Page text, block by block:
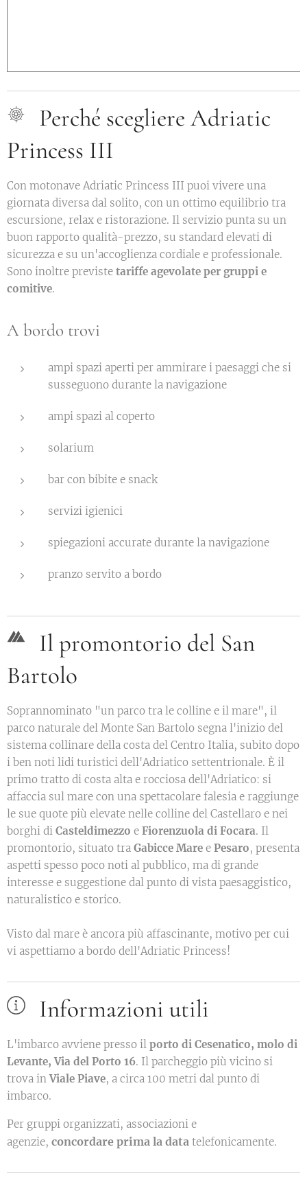
Perché scegliere Adriatic
Princess III
Con motonave Adriatic Princess III puoi vivere una
giornata diversa dal solito, con un ottimo equilibrio tra
escursione, relax e ristorazione. Il servizio punta su un
buon rapporto qualità-prezzo, su standard elevati di
sicurezza e su un'accoglienza cordiale e professionale.
Sono inoltre previste tariffe agevolate per gruppi e
comitive.
A bordo trovi
ampi spazi aperti per ammirare i paesaggi che si
susseguono durante la navigazione
ampi spazi al coperto
solarium
bar con bibite e snack
servizi igienici
spiegazioni accurate durante la navigazione
pranzo servito a bordo
Il promontorio del San
Bartolo
Soprannominato "un parco tra le colline e il mare", il
parco naturale del Monte San Bartolo segna l'inizio del
sistema collinare della costa del Centro Italia, subito dopo
i ben noti lidi turistici dell'Adriatico settentrionale. È il
primo tratto di costa alta e rocciosa dell'Adriatico: si
affaccia sul mare con una spettacolare falesia e raggiunge
le sue quote più elevate nelle colline del Castellaro e nei
borghi di Casteldimezzo e Fiorenzuola di Focara. Il
promontorio, situato tra Gabicce Mare e Pesaro, presenta
aspetti spesso poco noti al pubblico, ma di grande
interesse e suggestione dal punto di vista paesaggistico,
naturalistico e storico.
Visto dal mare è ancora più affascinante, motivo per cui
vi aspettiamo a bordo dell'Adriatic Princess!
Informazioni utili
L'imbarco avviene presso il porto di Cesenatico, molo di
Levante, Via del Porto 16. Il parcheggio più vicino si
trova inViale Piave, a circa 100 metri dal punto di
imbarco.
Per gruppi organizzati, associazioni e
agenzie, concordare prima la data telefonicamente.